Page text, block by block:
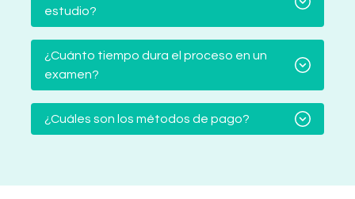
estudio?
¿Cuánto tiempo dura el proceso en un
examen?
¿Cuáles son los métodos de pago?